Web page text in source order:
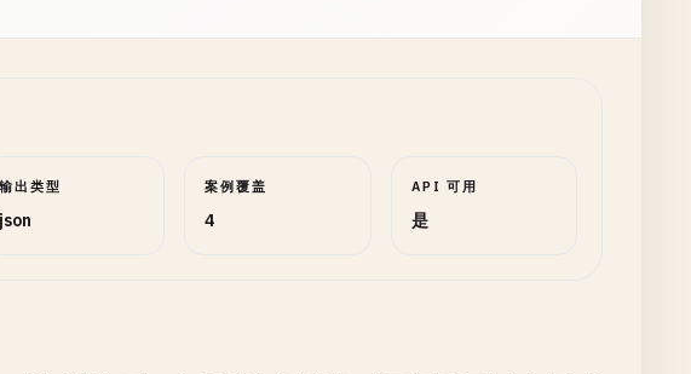
输出类型
json
案例覆盖
4
API 可用
是